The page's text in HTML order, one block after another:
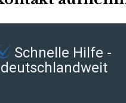
Schnelle Hilfe -
deutschlandweit